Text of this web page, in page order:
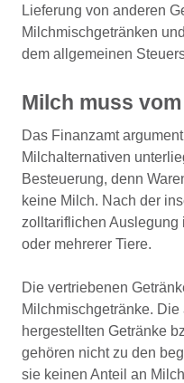
Lieferung von anderen
Milchmischgetränken
dem allgemeinen
Milch muss
Das Finanzamt
Milchalternativen
Besteuerung, denn
keine Milch. Nach der
zolltariflichen
oder mehrerer Tiere.
Die vertriebenen
Milchmischgetränke.
hergestellten Getränke
gehören nicht zu den
sie keinen Anteil an